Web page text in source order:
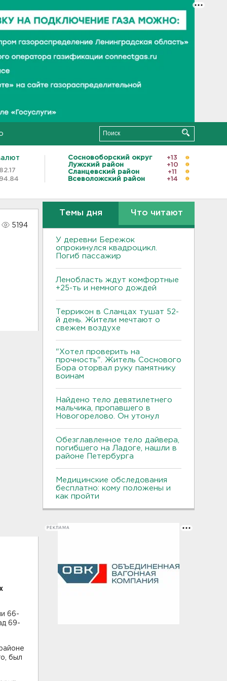
82.17
94.84
Сосновоборский округ
+13
Лужский район
+10
Сланцевский район
+11
Всеволожский район
+14
5194
66-
69-
был
Темы дня Что читают
У деревни Бережок
опрокинулся квадроцикл.
Погиб пассажир
Ленобласть ждут комфортные
+25-ть и немного дождей
Террикон в Сланцах тушат 52-
й день. Жители мечтают о
свежем воздухе
"Хотел проверить на
прочность". Житель Соснового
Бора оторвал руку памятнику
воинам
Найдено тело девятилетнего
мальчика, пропавшего в
Новогорелово. Он утонул
Обезглавленное тело дайвера,
погибшего на Ладоге, нашли в
районе Петербурга
Медицинские обследования
бесплатно: кому положены и
как пройти
РЕКЛАМА